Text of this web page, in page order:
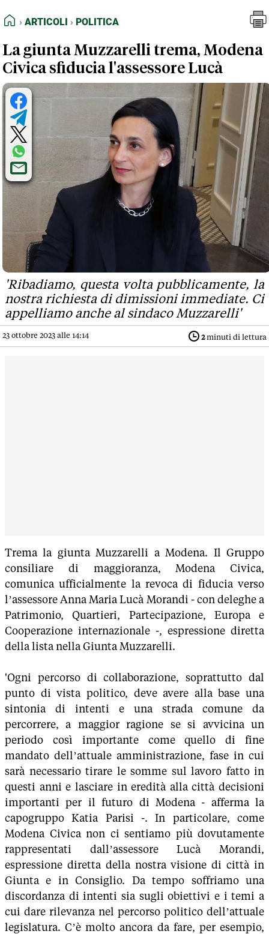
FEED RSS
NORMATIVE DEONTOLOGICHE
TERMINI e CONDIZIONI
HOME
ARTICOLI POLITICA
La giunta Muzzarelli trema, Modena
Civica sfiducia l'assessore Lucà
'Ribadiamo, questa volta pubblicamente, la
nostra richiesta di dimissioni immediate. Ci
appelliamo anche al sindaco Muzzarelli'
23 ottobre 2023 alle 14:14 2minuti di lettura
Trema la giunta Muzzarelli a Modena. Il Gruppo
consiliare di maggioranza, Modena Civica,
comunica ufficialmente la revoca di fiducia verso
l’assessore Anna Maria Lucà Morandi - con deleghe a
Patrimonio, Quartieri, Partecipazione, Europa e
Cooperazione internazionale -, espressione diretta
della lista nella Giunta Muzzarelli.
'Ogni percorso di collaborazione, soprattutto dal
punto di vista politico, deve avere alla base una
sintonia di intenti e una strada comune da
percorrere, a maggior ragione se si avvicina un
periodo così importante come quello di fine
mandato dell’attuale amministrazione, fase in cui
sarà necessario tirare le somme sul lavoro fatto in
questi anni e lasciare in eredità alla città decisioni
importanti per il futuro di Modena - afferma la
capogruppo Katia Parisi -. In particolare, come
Modena Civica non ci sentiamo più dovutamente
rappresentati dall’assessore Lucà Morandi,
espressione diretta della nostra visione di città in
Giunta e in Consiglio. Da tempo soffriamo una
discordanza di intenti sia sugli obiettivi e i temi a
cui dare rilevanza nel percorso politico dell’attuale
legislatura. C’è molto ancora da fare, per esempio,